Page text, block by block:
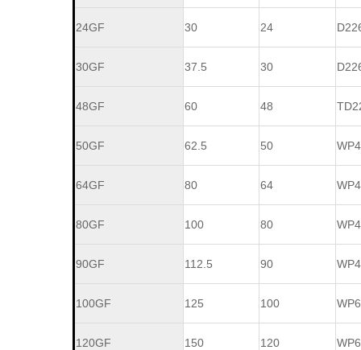
24GF 30 24
30GF 37.5 30
48GF 60 48
50GF 62.5 50
64GF 80 64
80GF 100 80
90GF 112.5 90
100GF 125 100
120GF 150 120